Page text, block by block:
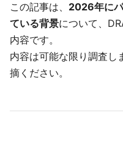
この記事は、 2026年に
ている背景について、
内容です。
内容は可能な限り調査し
摘ください。